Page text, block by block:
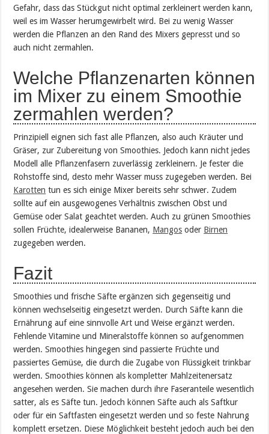
Gefahr, dass das Stückgut nicht optimal zerkleinert werden kann,
weil es im Wasser herumgewirbelt wird. Bei zu wenig Wasser
werden die Pflanzen an den Rand des Mixers gepresst und so
auch nicht zermahlen.
Welche Pflanzenarten können
im Mixer zu einem Smoothie
zermahlen werden?
Prinzipiell eignen sich fast alle Pflanzen, also auch Kräuter und
Gräser, zur Zubereitung von Smoothies. Jedoch kann nicht jedes
Modell alle Pflanzenfasern zuverlässig zerkleinern. Je fester die
Rohstoffe sind, desto mehr Wasser muss zugegeben werden. Bei
Karotten tun es sich einige Mixer bereits sehr schwer. Zudem
sollte auf ein ausgewogenes Verhältnis zwischen Obst und
Gemüse oder Salat geachtet werden. Auch zu grünen Smoothies
sollen Früchte, idealerweise Bananen, Mangos oder Birnen
zugegeben werden.
Fazit
Smoothies und frische Säfte ergänzen sich gegenseitig und
können wechselseitig eingesetzt werden. Durch Säfte kann die
Ernährung auf eine sinnvolle Art und Weise ergänzt werden.
Fehlende Vitamine und Mineralstoffe können so aufgenommen
werden. Smoothies hingegen sind passierte Früchte und
passiertes Gemüse, die durch die Zugabe von Flüssigkeit trinkbar
werden. Smoothies können als kompletter Mahlzeitenersatz
angesehen werden. Sie machen durch ihre Faseranteile wesentlich
satter, als es Säfte tun. Jedoch können Säfte auch als Saftkur
oder für ein Saftfasten eingesetzt werden und so feste Nahrung
komplett ersetzen. Diese Möglichkeit besteht jedoch auch bei den